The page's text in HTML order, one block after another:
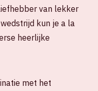
van lekker
kun je a la
heerlijke
met het